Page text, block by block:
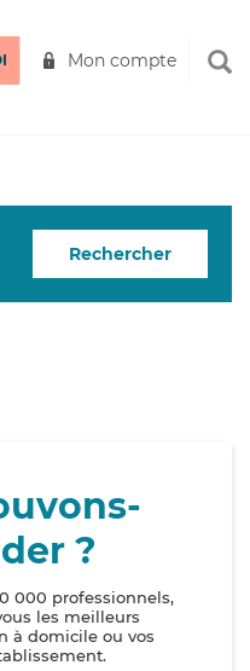
Mon compte
Rechercher
?
000 professionnels,
les meilleurs
à domicile ou vos